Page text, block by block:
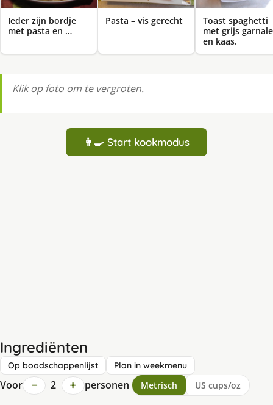
Ieder zijn bordje
met pasta en …
Pasta – vis gerecht
Toast spaghetti
met grijs
en kaas.
Klik op foto om te vergroten.
👩‍🍳 Start kookmodus
Ingrediënten
Op boodschappenlijst Plan in weekmenu
Voor − 2 + personen Metrisch US cups/oz